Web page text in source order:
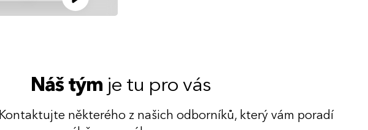
Náš tým je tu pro vás
Kontaktujte některého z našich odborníků, který vám poradí